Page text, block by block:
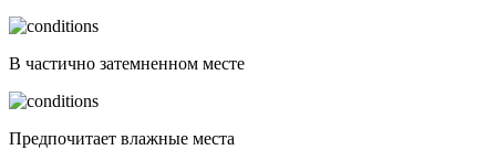
В частично затемненном месте
Предпочитает влажные места